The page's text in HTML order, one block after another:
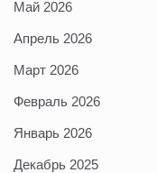
Май 2026
Апрель 2026
Март 2026
Февраль 2026
Январь 2026
Декабрь 2025